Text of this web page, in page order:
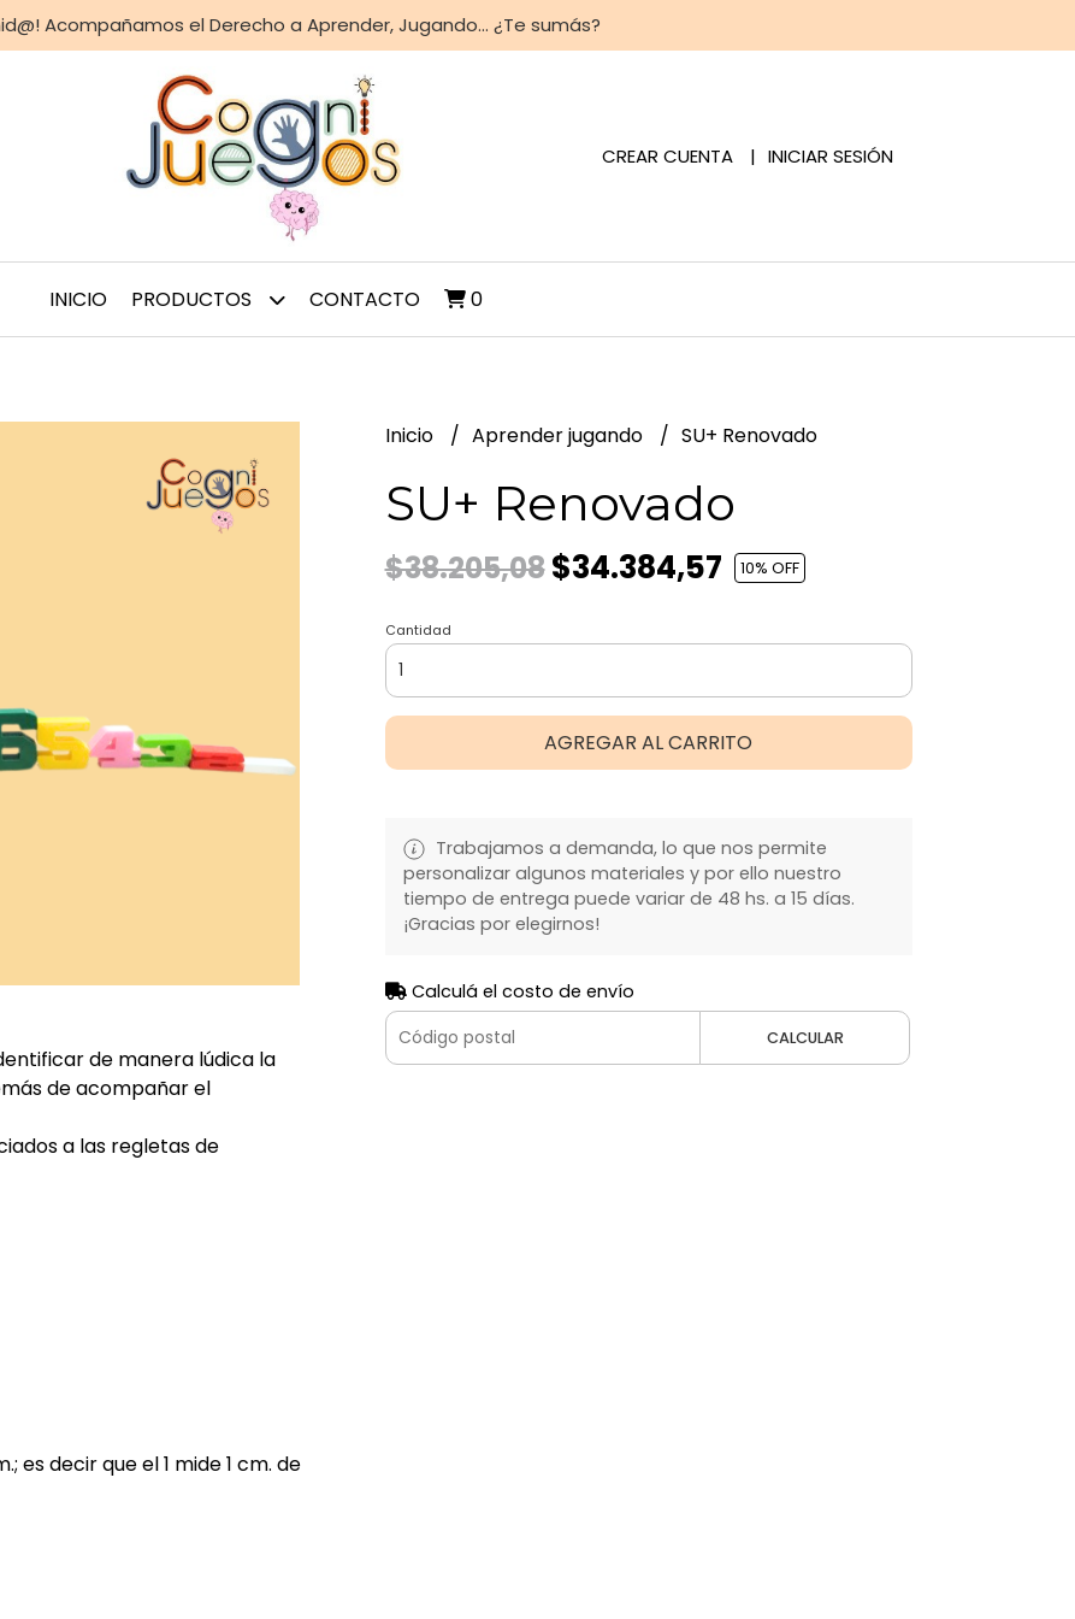
Acompañamos el Derecho a Aprender, Jugando... ¿Te sumás?
CREAR CUENTA INICIAR SESIÓN
INICIO PRODUCTOS CONTACTO 0
de manera lúdica la
de acompañar el
a las regletas de
es decir que el 1 mide 1 cm. de
Inicio Aprender jugando SU+ Renovado
SU+ Renovado
$38.205,08$34.384,57 10% OFF
Cantidad
AGREGAR AL CARRITO
Trabajamos a demanda, lo que nos permite
personalizar algunos materiales y por ello nuestro
tiempo de entrega puede variar de 48 hs. a 15 días.
¡Gracias por elegirnos!
Calculá el costo de envío
CALCULAR